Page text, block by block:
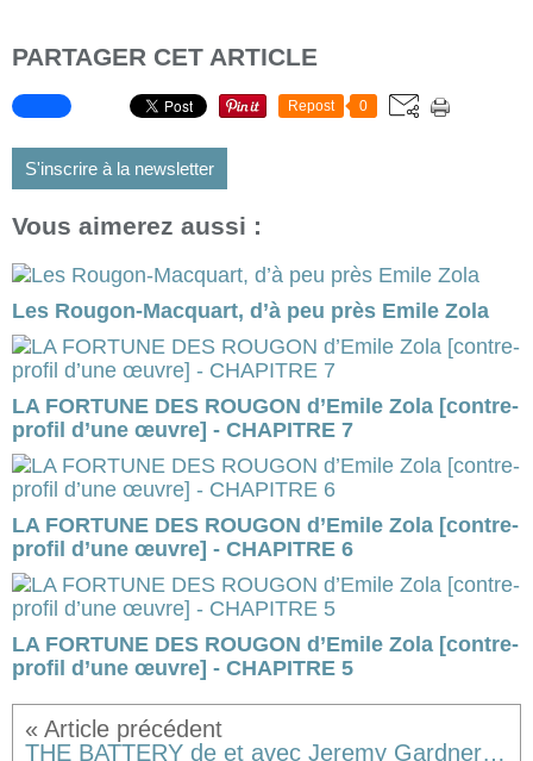
PARTAGER CET ARTICLE
Repost 0
S'inscrire à la newsletter
Vous aimerez aussi :
Les Rougon-Macquart, d’à peu près Emile Zola
LA FORTUNE DES ROUGON d’Emile Zola [contre-
profil d’une œuvre] - CHAPITRE 7
LA FORTUNE DES ROUGON d’Emile Zola [contre-
profil d’une œuvre] - CHAPITRE 6
LA FORTUNE DES ROUGON d’Emile Zola [contre-
profil d’une œuvre] - CHAPITRE 5
THE BATTERY de et avec Jeremy Gardner [critique]